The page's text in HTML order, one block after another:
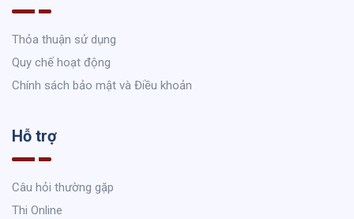
Thỏa thuận sử dụng
Quy chế hoạt động
Chính sách bảo mật và Điều khoản
Hỗ trợ
Câu hỏi thường gặp
Thi Online